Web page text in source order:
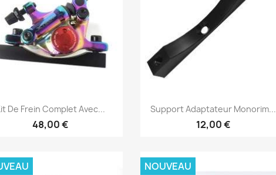
Aperçu rapide
De Frein Complet Avec...
48,00 €
Aperçu rapide
Support Adaptateur Monorim...
12,00 €
NOUVEAU